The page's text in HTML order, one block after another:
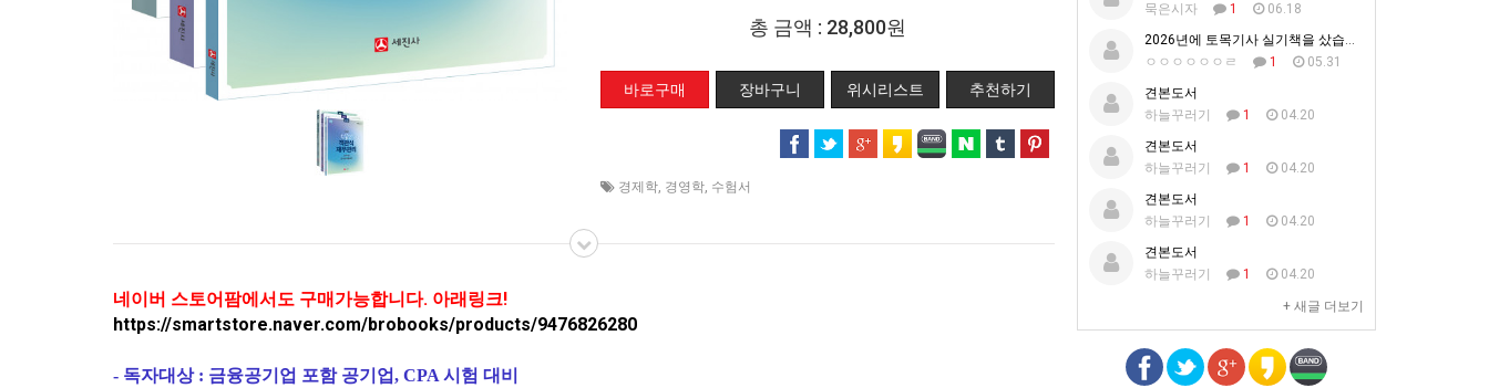
총 금액 : 28,800원
위시리스트 추천하기
경제학 경영학 수험서
네이버 스토어팜에서도 구매가능합니다. 아래링크!
https://smartstore.naver.com/brobooks/products/9476826280
- 독자대상 : 금융공기업 포함 공기업, CPA 시험 대비
묵은시자
1
06.18
2026년에 토목기사 실기책을 샀습니다.
ㅇㅇㅇㅇㅇㅇㄹ
1
05.31
견본도서
하늘꾸러기
1
04.20
견본도서
하늘꾸러기
1
04.20
견본도서
하늘꾸러기
1
04.20
견본도서
하늘꾸러기
1 04.20
+ 새글 더보기